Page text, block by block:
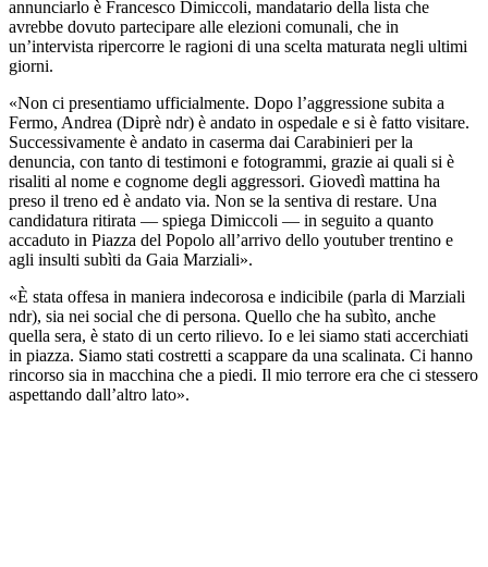
annunciarlo è Francesco Dimiccoli, mandatario della lista che
avrebbe dovuto partecipare alle elezioni comunali, che in
un’intervista ripercorre le ragioni di una scelta maturata negli ultimi
giorni.
«Non ci presentiamo ufficialmente. Dopo l’aggressione subita a
Fermo, Andrea (Diprè ndr) è andato in ospedale e si è fatto visitare.
Successivamente è andato in caserma dai Carabinieri per la
denuncia, con tanto di testimoni e fotogrammi, grazie ai quali si è
risaliti al nome e cognome degli aggressori. Giovedì mattina ha
preso il treno ed è andato via. Non se la sentiva di restare. Una
candidatura ritirata — spiega Dimiccoli — in seguito a quanto
accaduto in Piazza del Popolo all’arrivo dello youtuber trentino e
agli insulti subìti da Gaia Marziali».
«È stata offesa in maniera indecorosa e indicibile (parla di Marziali
ndr), sia nei social che di persona. Quello che ha subìto, anche
quella sera, è stato di un certo rilievo. Io e lei siamo stati accerchiati
in piazza. Siamo stati costretti a scappare da una scalinata. Ci hanno
rincorso sia in macchina che a piedi. Il mio terrore era che ci stessero
aspettando dall’altro lato».